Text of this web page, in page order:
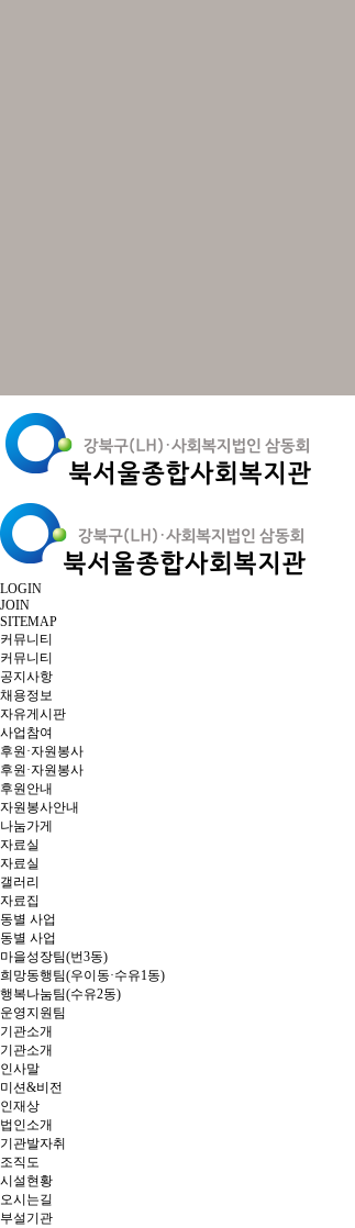
LOGIN
JOIN
SITEMAP
커뮤니티
커뮤니티
공지사항
채용정보
자유게시판
사업참여
후원·자원봉사
후원·자원봉사
후원안내
자원봉사안내
나눔가게
자료실
자료실
갤러리
자료집
동별 사업
동별 사업
마을성장팀(번3동)
희망동행팀(우이동·수유1동)
행복나눔팀(수유2동)
운영지원팀
기관소개
기관소개
인사말
미션&비전
인재상
법인소개
기관발자취
조직도
시설현황
오시는길
부설기관